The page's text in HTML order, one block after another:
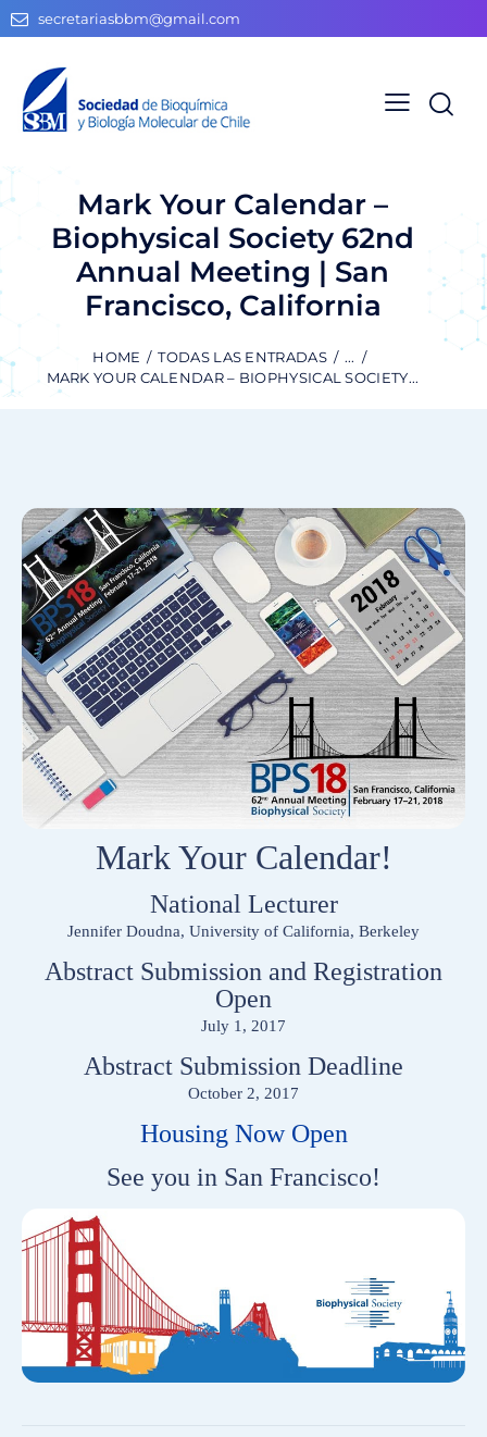
secretariasbbm@gmail.com
Mark Your Calendar –
Biophysical Society 62nd
Annual Meeting | San
Francisco, California
HOME TODAS LAS ENTRADAS
...
MARK YOUR CALENDAR – BIOPHYSICAL SOCIETY...
Mark Your Calendar!
National Lecturer
Jennifer Doudna, University of California, Berkeley
Abstract Submission and Registration
Open
July 1, 2017
Abstract Submission Deadline
October 2, 2017
Housing Now Open
See you in San Francisco!